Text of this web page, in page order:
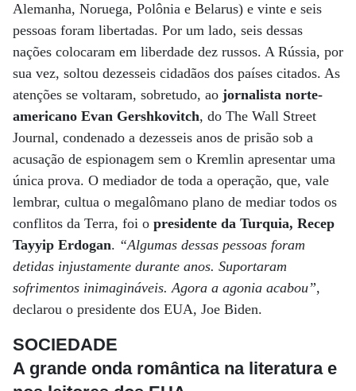
Alemanha, Noruega, Polônia e Belarus) e vinte e seis
pessoas foram libertadas. Por um lado, seis dessas
nações colocaram em liberdade dez russos. A Rússia, por
sua vez, soltou dezesseis cidadãos dos países citados. As
atenções se voltaram, sobretudo, ao jornalista norte-
americano Evan Gershkovitch, do The Wall Street
Journal, condenado a dezesseis anos de prisão sob a
acusação de espionagem sem o Kremlin apresentar uma
única prova. O mediador de toda a operação, que, vale
lembrar, cultua o megalômano plano de mediar todos os
conflitos da Terra, foi o presidente da Turquia, Recep
Tayyip Erdogan. “Algumas dessas pessoas foram
detidas injustamente durante anos. Suportaram
sofrimentos inimagináveis. Agora a agonia acabou”,
declarou o presidente dos EUA, Joe Biden.
SOCIEDADE
A grande onda romântica na literatura e